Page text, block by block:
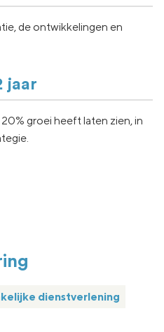
de ontwikkelingen en
jaar
groei heeft laten zien, in
dienstverlening